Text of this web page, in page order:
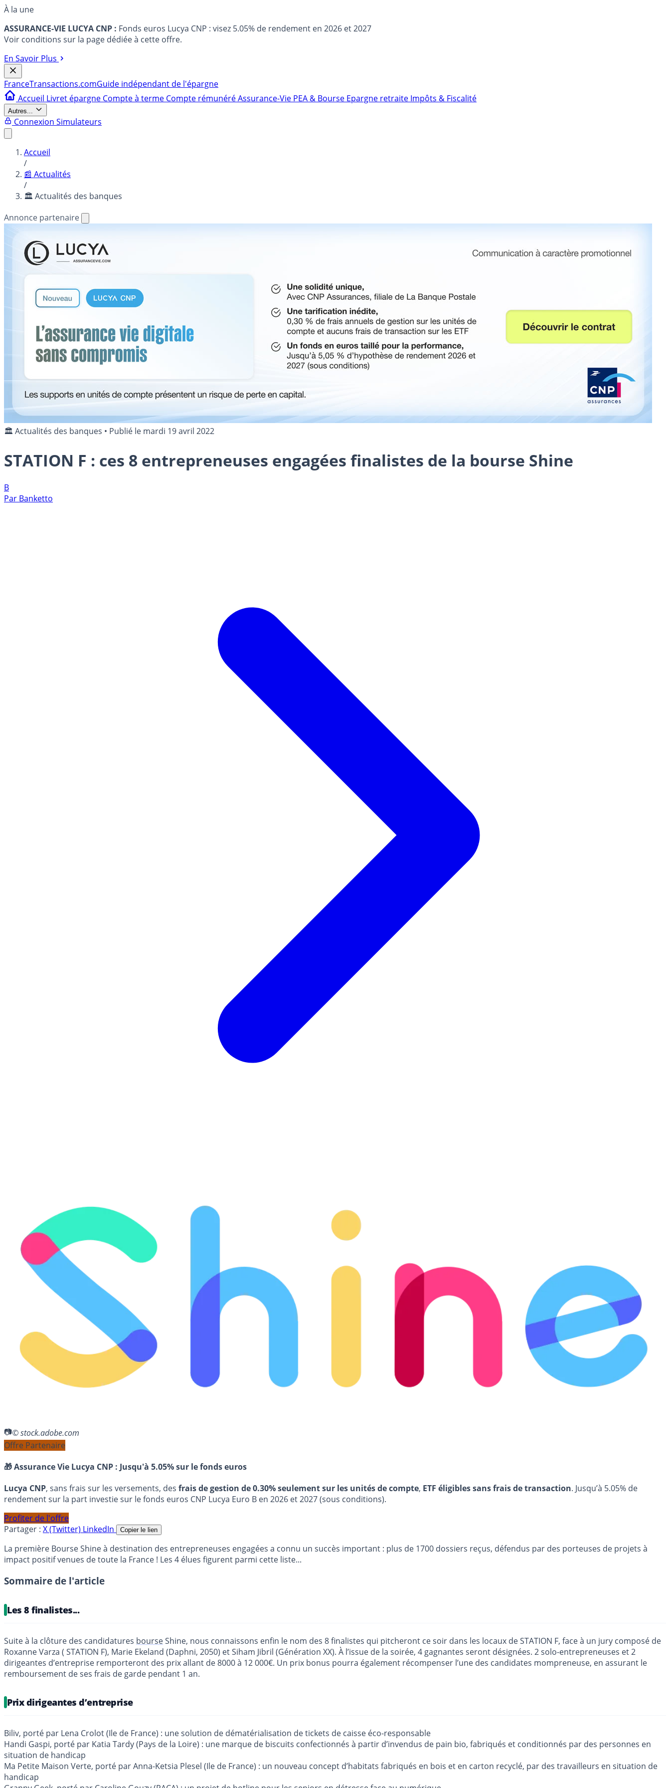
À la une
ASSURANCE-VIE LUCYA CNP : Fonds euros Lucya CNP : visez 5.05% de rendement en 2026 et 2027
Voir conditions sur la page dédiée à cette offre.
En Savoir Plus
FranceTransactions.comGuide indépendant de l'épargne
Accueil Livret épargne Compte à terme Compte rémunéréAssurance-Vie PEA & Bourse Epargne retraite Impôts & Fiscalité
Autres...
Connexion Simulateurs
Accueil
/
📰 Actualités
/
🏛️ Actualités des banques
Annonce partenaire
🏛️ Actualités des banques • Publié le mardi 19 avril 2022
STATION F : ces 8 entrepreneuses engagées finalistes de la bourse Shine
B
Par Banketto
© stock.adobe.com
Offre Partenaire
🎁 Assurance Vie Lucya CNP : Jusqu'à 5.05% sur le fonds euros
Lucya CNP, sans frais sur les versements, des frais de gestion de 0.30% seulement sur les unités de compte, ETF éligibles sans frais de transaction. Jusqu’à 5.05% de
rendement sur la part investie sur le fonds euros CNP Lucya Euro B en 2026 et 2027 (sous conditions).
Profiter de l'offre
Partager : X (Twitter) LinkedIn Copier le lien
La première Bourse Shine à destination des entrepreneuses engagées a connu un succès important : plus de 1700 dossiers reçus, défendus par des porteuses de projets à
impact positif venues de toute la France ! Les 4 élues figurent parmi cette liste...
Sommaire de l'article
Les 8 finalistes...
Suite à la clôture des candidatures bourseShine, nous connaissons enfin le nom des 8 finalistes qui pitcheront ce soir dans les locaux de STATION F, face à un jury composé de
Roxanne Varza ( STATION F), Marie Ekeland (Daphni, 2050) et Siham Jibril (Génération XX). À l’issue de la soirée, 4 gagnantes seront désignées. 2 solo-entrepreneuses et 2
dirigeantes d’entreprise remporteront des prix allant de 8000 à 12 000€. Un prix bonus pourra également récompenser l’une des candidates mompreneuse, en assurant le
remboursement de ses frais de garde pendant 1 an.
Prix dirigeantes d’entreprise
Biliv, porté par Lena Crolot (Ile de France) : une solution de dématérialisation de tickets de caisse éco-responsable
Handi Gaspi, porté par Katia Tardy (Pays de la Loire) : une marque de biscuits confectionnés à partir d’invendus de pain bio, fabriqués et conditionnés par des personnes en
situation de handicap
Ma Petite Maison Verte, porté par Anna-Ketsia Plesel (Ile de France) : un nouveau concept d’habitats fabriqués en bois et en carton recyclé, par des travailleurs en situation de
handicap